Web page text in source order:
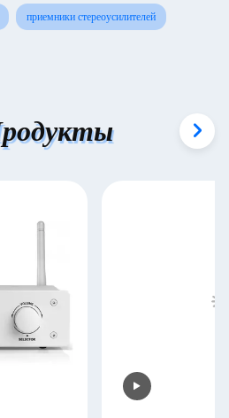
приемники стереоусилителей